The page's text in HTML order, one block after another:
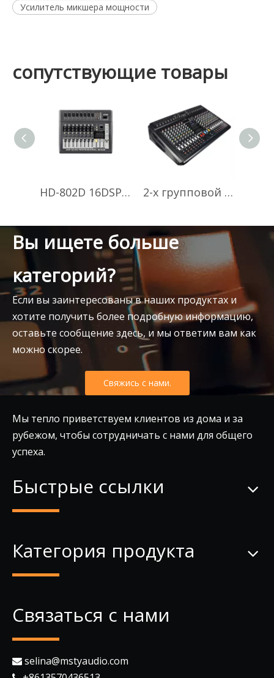
Усилитель микшера мощности
сопутствующие товары
HD-802D 16DSP Цифровые эффекты Аналоговые звуковые консоли Мощный микшер 2-х групповой профессиональный GMX1600D 16-канальный микшер мощности pro
Вы ищете больше
категорий?
Если вы заинтересованы в наших продуктах и
хотите получить более подробную информацию,
оставьте сообщение здесь, и мы ответим вам как
можно скорее.
Свяжись с нами.
Мы тепло приветствуем клиентов из дома и за
рубежом, чтобы сотрудничать с нами для общего
успеха.
Быстрые ссылки
Категория продукта
Связаться с нами
 selina@mstyaudio.com